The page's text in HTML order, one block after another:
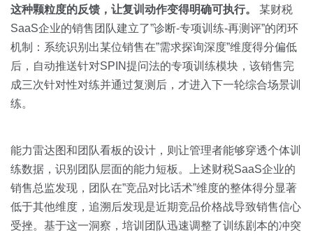
这种颗粒度的反馈，让复训动作变得明确可执行。
某财税
SaaS企业的销售团队建立了”诊断-专项训练-再测评”的闭环
机制：系统识别出某位销售在”需求探询深度”维度得分偏低
后，自动推送针对SPIN提问法的专项训练模块，该销售完
成三次针对性对练并通过复测后，才进入下一轮综合场景训
练。
能力雷达图和团队看板的设计，则让管理者能够穿透个体训
练数据，识别团队层面的能力短板。上述财税SaaS企业的
销售总监发现，团队在”竞品对比话术”维度的整体得分显著
低于其他维度，追溯后发现是近期竞品价格战导致销售信心
受挫。基于这一洞察，培训团队迅速调整了训练剧本的冲突